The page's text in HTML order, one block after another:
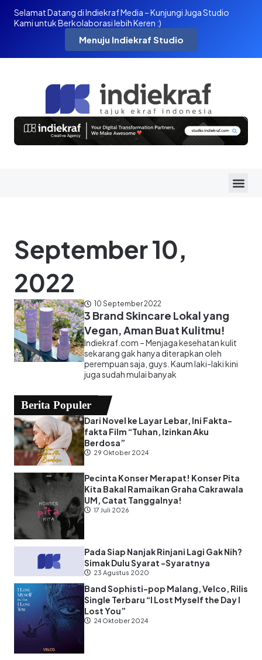
Selamat Datang di Indiekraf Media – Kunjungi Juga Studio
Kami untuk Berkolaborasi lebih Keren :)
Menuju Indiekraf Studio
September 10,
2022
10 September 2022
3 Brand Skincare Lokal yang
Vegan, Aman Buat Kulitmu!
Indiekraf.com – Menjaga kesehatan kulit
sekarang gak hanya diterapkan oleh
perempuan saja, guys. Kaum laki-laki kini
juga sudah mulai banyak
Berita Populer
Dari Novel ke Layar Lebar, Ini Fakta-
fakta Film “Tuhan, Izinkan Aku
Berdosa”
29 Oktober 2024
Pecinta Konser Merapat! Konser Pita
Kita Bakal Ramaikan Graha Cakrawala
UM, Catat Tanggalnya!
17 Juli 2026
Pada Siap Nanjak Rinjani Lagi Gak Nih?
Simak Dulu Syarat -Syaratnya
23 Agustus 2020
Band Sophisti-pop Malang, Velco, Rilis
Single Terbaru “I Lost Myself the Day I
Lost You”
24 Oktober 2024